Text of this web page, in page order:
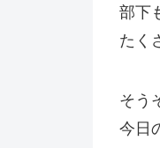
部下
たく
そう
今日